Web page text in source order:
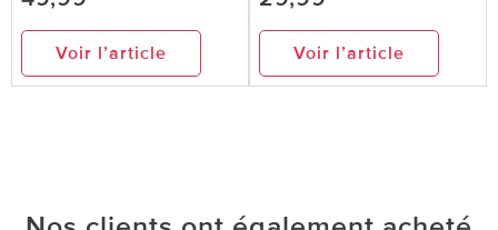
Voir l’article Voir l’article